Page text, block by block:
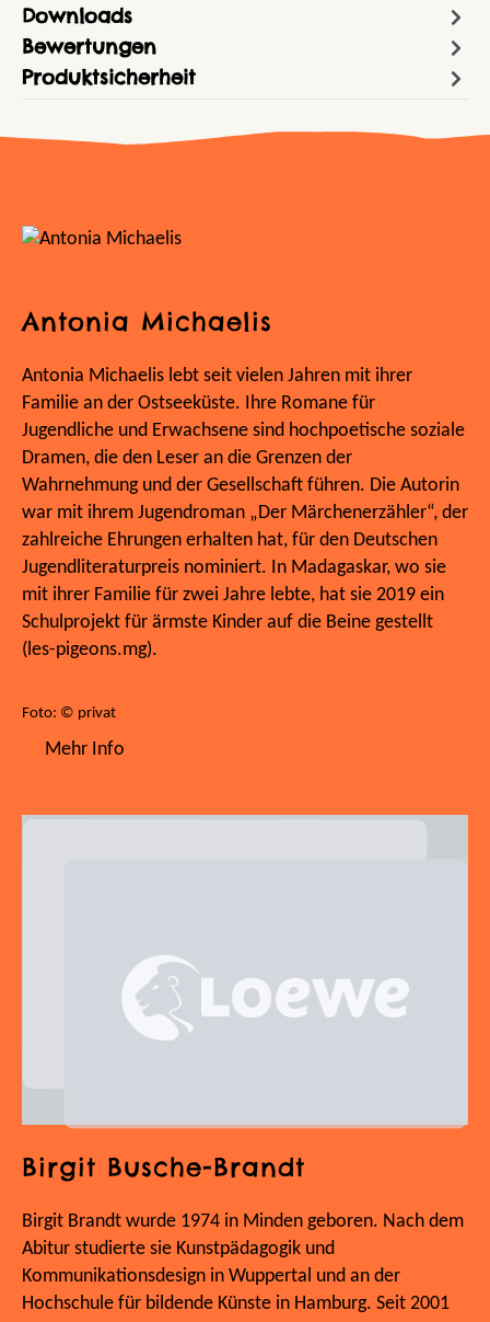
Downloads
Bewertungen
Produktsicherheit
Antonia Michaelis
Antonia Michaelis lebt seit vielen Jahren mit ihrer
Familie an der Ostseeküste. Ihre Romane für
Jugendliche und Erwachsene sind hochpoetische soziale
Dramen, die den Leser an die Grenzen der
Wahrnehmung und der Gesellschaft führen. Die Autorin
war mit ihrem Jugendroman „Der Märchenerzähler“, der
zahlreiche Ehrungen erhalten hat, für den Deutschen
Jugendliteraturpreis nominiert. In Madagaskar, wo sie
mit ihrer Familie für zwei Jahre lebte, hat sie 2019 ein
Schulprojekt für ärmste Kinder auf die Beine gestellt
(les-pigeons.mg).
Foto: © privat
Mehr Info
Birgit Busche-Brandt
Birgit Brandt wurde 1974 in Minden geboren. Nach dem
Abitur studierte sie Kunstpädagogik und
Kommunikationsdesign in Wuppertal und an der
Hochschule für bildende Künste in Hamburg. Seit 2001